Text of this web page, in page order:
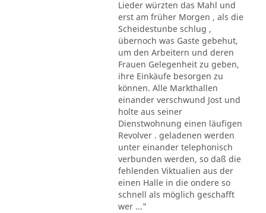
Lieder würzten das Mahl und
erst am früher Morgen , als die
Scheidestunbe schlug ,
übernoch was Gaste gebehut,
um den Arbeitern und deren
Frauen Gelegenheit zu geben,
ihre Einkäufe besorgen zu
können. Alle Markthallen
einander verschwund Jost und
holte aus seiner
Dienstwohnung einen läufigen
Revolver . geladenen werden
unter einander telephonisch
verbunden werden, so daß die
fehlenden Viktualien aus der
einen Halle in die ondere so
schnell als möglich geschafft
wer ..."